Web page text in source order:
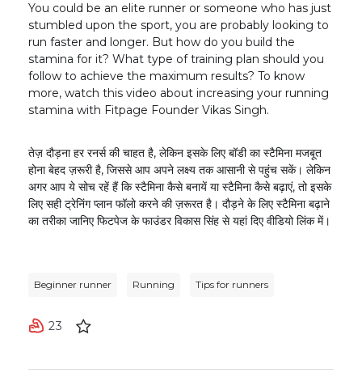
You could be an elite runner or someone who has just
stumbled upon the sport, you are probably looking to
run faster and longer. But how do you build the
stamina for it? What type of training plan should you
follow to achieve the maximum results? To know
more, watch this video about increasing your running
stamina with Fitpage Founder Vikas Singh.
तेज़ दौड़ना हर रनर्स की चाहत है, लेकिन इसके लिए बॉडी का स्टैमिना मजबूत
होना बेहद ज़रूरी है, जिससे आप अपने लक्ष्य तक आसानी से पहुंच सकें। लेकिन
अगर आप ये सोच रहें हैं कि स्टैमिना कैसे बनायें या स्टैमिना कैसे बढ़ाएं, तो इसके
लिए सही ट्रेनिंग प्लान फॉलो करने की ज़रूरत है। दौड़ने के लिए स्टैमिना बढ़ाने
का तरीका जानिए फिटपेज के फाउंडर विकास सिंह से यहां दिए वीडियो लिंक में।
Beginner runner Running Tips for runners
23